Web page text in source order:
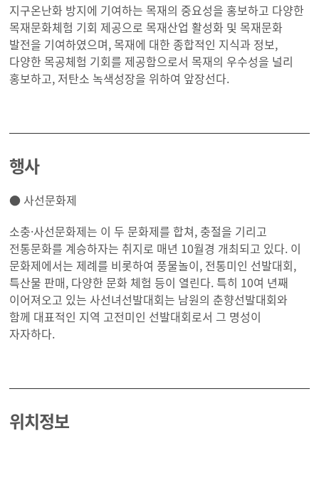
지구온난화 방지에 기여하는 목재의 중요성을 홍보하고 다양한
목재문화체험 기회 제공으로 목재산업 활성화 및 목재문화
발전을 기여하였으며, 목재에 대한 종합적인 지식과 정보,
다양한 목공체험 기회를 제공함으로서 목재의 우수성을 널리
홍보하고, 저탄소 녹색성장을 위하여 앞장선다.
행사
● 사선문화제
소충·사선문화제는 이 두 문화제를 합쳐, 충절을 기리고
전통문화를 계승하자는 취지로 매년 10월경 개최되고 있다. 이
문화제에서는 제례를 비롯하여 풍물놀이, 전통미인 선발대회,
특산물 판매, 다양한 문화 체험 등이 열린다. 특히 10여 년째
이어져오고 있는 사선녀선발대회는 남원의 춘향선발대회와
함께 대표적인 지역 고전미인 선발대회로서 그 명성이
자자하다.
위치정보